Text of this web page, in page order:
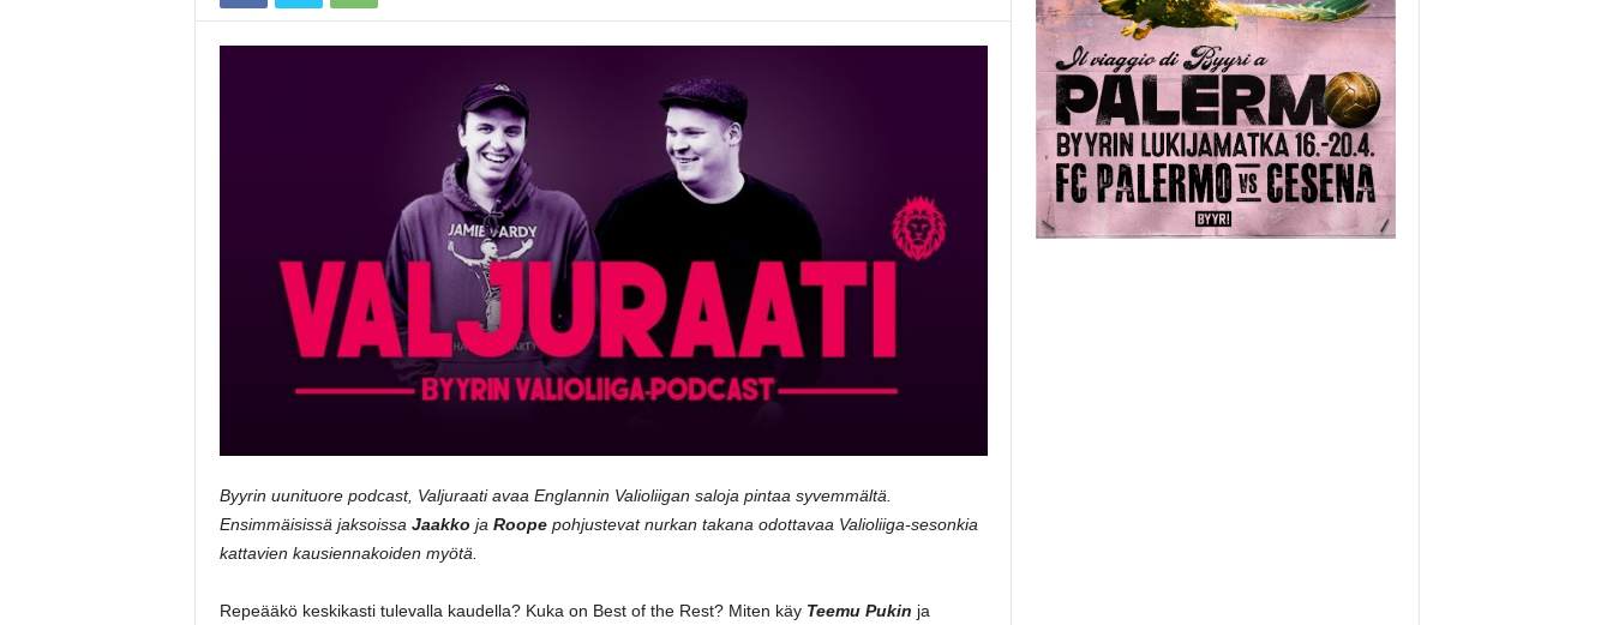
Byyrin uunituore podcast, Valjuraati avaa Englannin Valioliigan saloja pintaa syvemmältä.
Ensimmäisissä jaksoissa Jaakko ja Roopepohjustevat nurkan takana odottavaa Valioliiga-sesonkia
kattavien kausiennakoiden myötä.
Repeääkö keskikasti tulevalla kaudella? Kuka on Best of the Rest? Miten käy Teemu Pukin ja